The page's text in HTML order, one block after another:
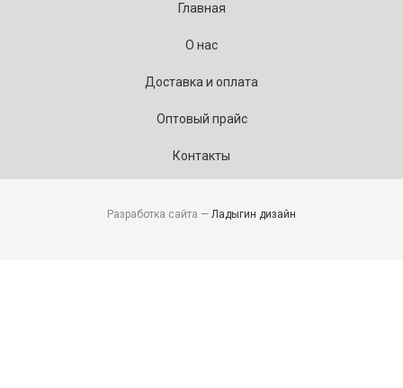
Главная
О нас
Доставка и оплата
Оптовый прайс
Контакты
Разработка сайта — Ладыгин дизайн